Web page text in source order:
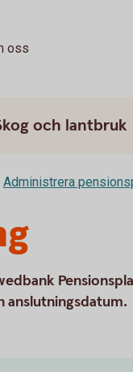
oss
och lantbruk
Administrera